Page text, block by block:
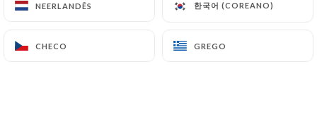
NEERLANDÊS 한국어 (COREANO)
CHECO GREGO
NEERLANDÊS 한국어 (COREANO)
CHECO GREGO